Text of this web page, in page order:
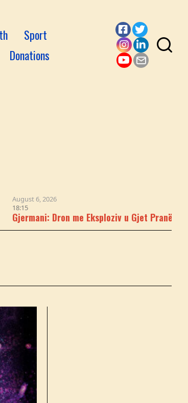
Sport
Donations
Facebook
Twitter
Instagram
LinkedIn
6, 2026
Dron me Eksploziv u Gjet Pranë